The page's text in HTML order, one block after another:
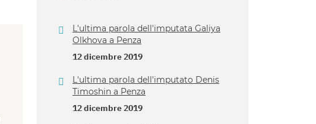
L'ultima parola dell'imputata Galiya
Olkhova a Penza
12 dicembre 2019
L'ultima parola dell'imputato Denis
Timoshin a Penza
12 dicembre 2019